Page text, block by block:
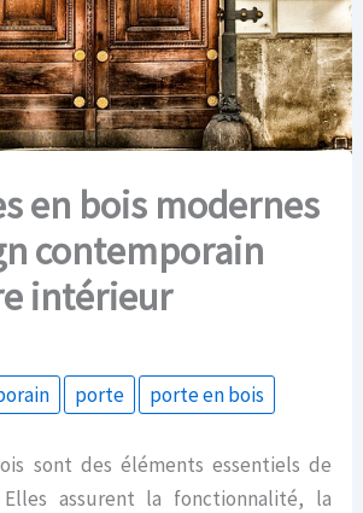
en bois modernes
contemporain
intérieur
porte porte en bois
sont des éléments essentiels de
assurent la fonctionnalité, la